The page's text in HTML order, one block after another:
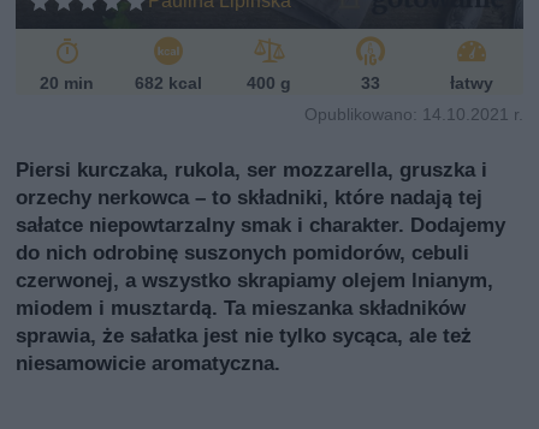
20 min 682 kcal 400 g 33
łatwy
Opublikowano: 14.10.2021 r.
Piersi kurczaka, rukola, ser mozzarella, gruszka i
orzechy nerkowca – to składniki, które nadają tej
sałatce niepowtarzalny smak i charakter. Dodajemy
do nich odrobinę suszonych pomidorów, cebuli
czerwonej, a wszystko skrapiamy olejem lnianym,
miodem i musztardą. Ta mieszanka składników
sprawia, że sałatka jest nie tylko sycąca, ale też
niesamowicie aromatyczna.